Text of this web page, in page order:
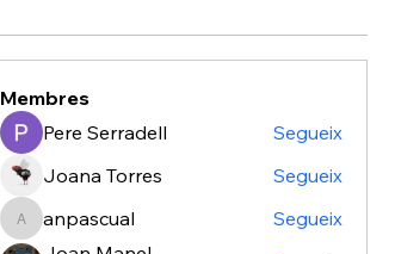
Membres
Pere Serradell
Segueix
Joana Torres
Segueix
anpascual
anpascual
Segueix